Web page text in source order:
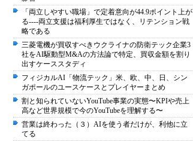
「両立しやすい職場」で定着意向が44.9ポイント上が
る----両立支援は福利厚生ではなく、リテンション戦
略である
三菱電機が買収すべきウクライナの防衛テック企業3
社をAI駆動型M&Aの方法論で特定、買収金額を割り
出すケーススタディ
フィジカルAI「物流テック」米、欧、中、日、シン
ガポールのユースケースとプレイヤーまとめ
割と知られていないYouTube事業の実態〜KPIや売上
高など世界規模で今のYouTubeを理解する〜
営業は終わった（３）AIを使う者だけが、利他に立
てる